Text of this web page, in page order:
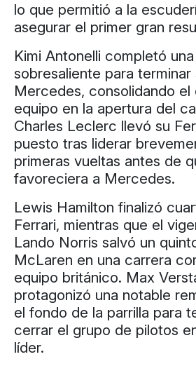
lo que permitió a la
asegurar el primer gran
Kimi Antonelli completó
sobresaliente para terminar
Mercedes, consolidando el
equipo en la apertura del
Charles Leclerc llevó su
puesto tras liderar
primeras vueltas antes de
favoreciera a Mercedes.
Lewis Hamilton finalizó
Ferrari, mientras que el
Lando Norris salvó un
McLaren en una carrera
equipo británico. Max
protagonizó una notable
el fondo de la parrilla para
cerrar el grupo de pilotos
líder.